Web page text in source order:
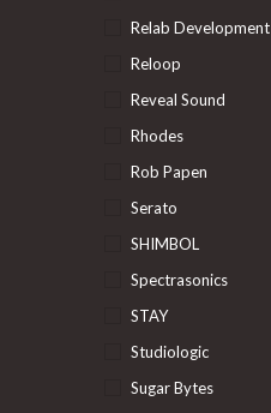
Relab Development
Reloop
Reveal Sound
Rhodes
Rob Papen
Serato
SHIMBOL
Spectrasonics
STAY
Studiologic
Sugar Bytes